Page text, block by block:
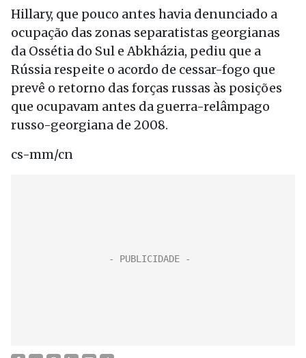
Hillary, que pouco antes havia denunciado a
ocupação das zonas separatistas georgianas
da Ossétia do Sul e Abkházia, pediu que a
Rússia respeite o acordo de cessar-fogo que
prevê o retorno das forças russas às posições
que ocupavam antes da guerra-relâmpago
russo-georgiana de 2008.
cs-mm/cn